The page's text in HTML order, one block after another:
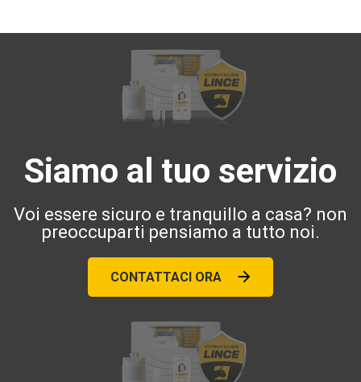
Siamo al tuo servizio
Voi essere sicuro e tranquillo a casa? non
preoccuparti pensiamo a tutto noi.
CONTATTACI ORA